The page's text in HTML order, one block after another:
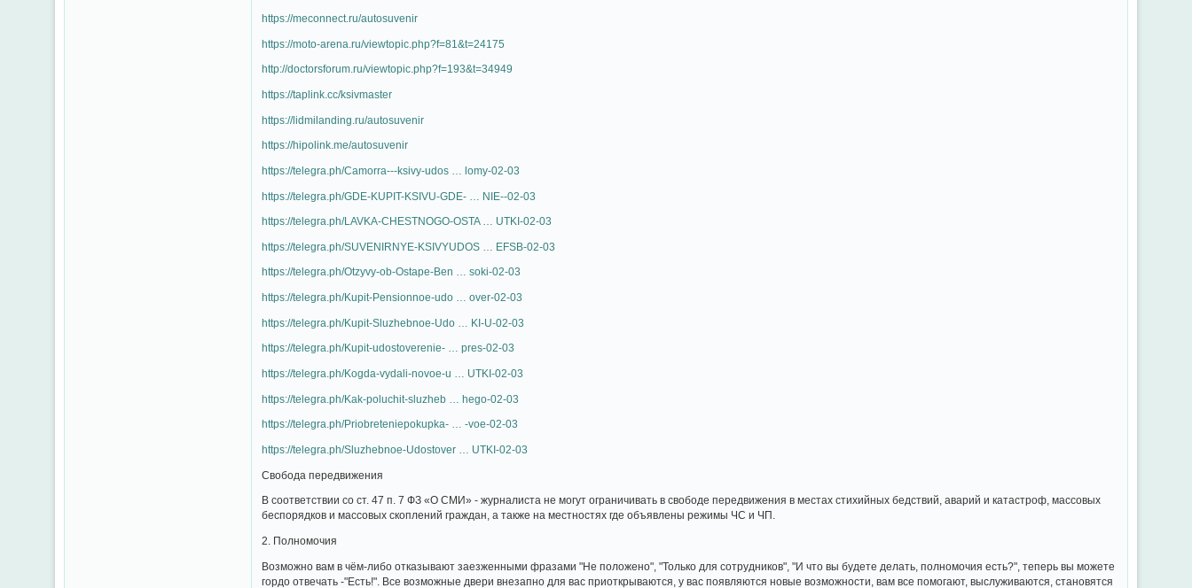
https://meconnect.ru/autosuvenir
https://moto-arena.ru/viewtopic.php?f=81&t=24175
http://doctorsforum.ru/viewtopic.php?f=193&t=34949
https://taplink.cc/ksivmaster
https://lidmilanding.ru/autosuvenir
https://hipolink.me/autosuvenir
https://telegra.ph/Camorra---ksivy-udos … lomy-02-03
https://telegra.ph/GDE-KUPIT-KSIVU-GDE- … NIE--02-03
https://telegra.ph/LAVKA-CHESTNOGO-OSTA … UTKI-02-03
https://telegra.ph/SUVENIRNYE-KSIVYUDOS … EFSB-02-03
https://telegra.ph/Otzyvy-ob-Ostape-Ben … soki-02-03
https://telegra.ph/Kupit-Pensionnoe-udo … over-02-03
https://telegra.ph/Kupit-Sluzhebnoe-Udo … KI-U-02-03
https://telegra.ph/Kupit-udostoverenie- … pres-02-03
https://telegra.ph/Kogda-vydali-novoe-u … UTKI-02-03
https://telegra.ph/Kak-poluchit-sluzheb … hego-02-03
https://telegra.ph/Priobreteniepokupka- … -voe-02-03
https://telegra.ph/Sluzhebnoe-Udostover … UTKI-02-03
Свобода передвижения
В соответствии со ст. 47 п. 7 ФЗ «О СМИ» - журналиста не могут ограничивать в свободе передвижения в местах стихийных бедствий, аварий и катастроф, массовых
беспорядков и массовых скоплений граждан, а также на местностях где объявлены режимы ЧС и ЧП.
2. Полномочия
Возможно вам в чём-либо отказывают заезженными фразами "Не положено", "Только для сотрудников", "И что вы будете делать, полномочия есть?", теперь вы можете
гордо отвечать -"Есть!". Все возможные двери внезапно для вас приоткрываются, у вас появляются новые возможности, вам все помогают, выслуживаются, становятся